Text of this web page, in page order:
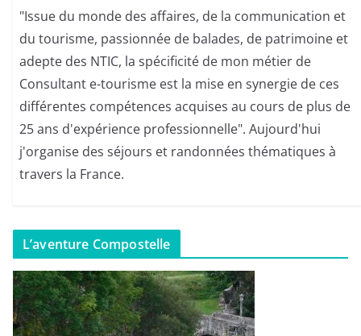
"Issue du monde des affaires, de la communication et
du tourisme, passionnée de balades, de patrimoine et
adepte des NTIC, la spécificité de mon métier de
Consultant e-tourisme est la mise en synergie de ces
différentes compétences acquises au cours de plus de
25 ans d'expérience professionnelle". Aujourd'hui
j'organise des séjours et randonnées thématiques à
travers la France.
L’aventure Compostelle